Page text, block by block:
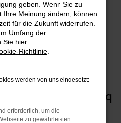
kaufen,
|
nach
Škoda Kodiaq
geben. Wenn Sie zu
Ihre Meinung ändern, können
für die Zukunft widerrufen.
Umfang der
Sie hier:
Richtlinie
werden von uns eingesetzt:
erforderlich, um die
zu gewährleisten.